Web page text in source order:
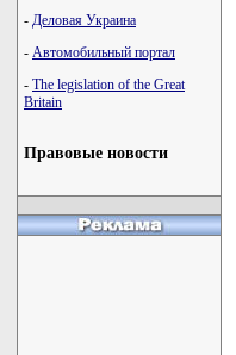
- Деловая Украина
- Автомобильный портал
- The legislation of the Great
Britain
Правовые новости